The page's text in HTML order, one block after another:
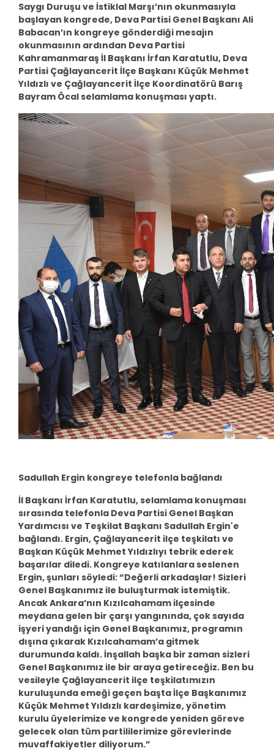
Saygı Duruşu ve İstiklal Marşı’nın okunmasıyla
başlayan kongrede, Deva Partisi Genel Başkanı Ali
Babacan’ın kongreye gönderdiği mesajın
okunmasının ardından Deva Partisi
Kahramanmaraş İl Başkanı İrfan Karatutlu, Deva
Partisi Çağlayancerit İlçe Başkanı Küçük Mehmet
Yıldızlı ve Çağlayancerit İlçe Koordinatörü Barış
Bayram Öcal selamlama konuşması yaptı.
Sadullah Ergin kongreye telefonla bağlandı
İl Başkanı İrfan Karatutlu, selamlama konuşması
sırasında telefonla Deva Partisi Genel Başkan
Yardımcısı ve Teşkilat Başkanı Sadullah Ergin'e
bağlandı. Ergin, Çağlayancerit ilçe teşkilatı ve
Başkan Küçük Mehmet Yıldızlıyı tebrik ederek
başarılar diledi. Kongreye katılanlara seslenen
Ergin, şunları söyledi: “Değerli arkadaşlar! Sizleri
Genel Başkanımız ile buluşturmak istemiştik.
Ancak Ankara’nın Kızılcahamam ilçesinde
meydana gelen bir çarşı yangınında, çok sayıda
işyeri yandığı için Genel Başkanımız, programın
dışına çıkarak Kızılcahamam’a gitmek
durumunda kaldı. İnşallah başka bir zaman sizleri
Genel Başkanımız ile bir araya getireceğiz. Ben bu
vesileyle Çağlayancerit ilçe teşkilatımızın
kuruluşunda emeği geçen başta İlçe Başkanımız
Küçük Mehmet Yıldızlı kardeşimize, yönetim
kurulu üyelerimize ve kongrede yeniden göreve
gelecek olan tüm partililerimize görevlerinde
muvaffakiyetler diliyorum.”